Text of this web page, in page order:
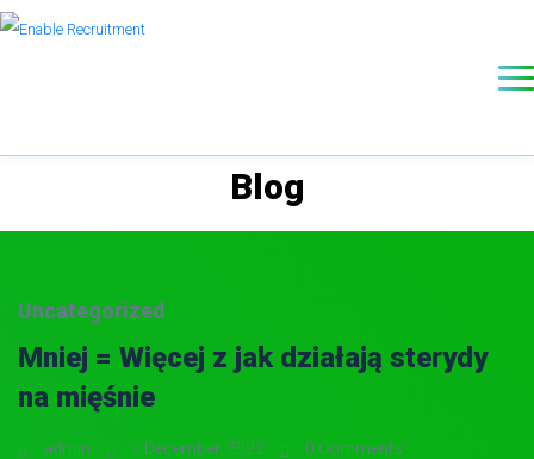
Blog
Uncategorized
Mniej = Więcej z jak działają sterydy
na mięśnie
admin 7 December, 2022 0 Comments